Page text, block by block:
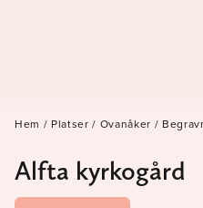
Hem / Platser / Ovanåker /
Alfta kyrkogård